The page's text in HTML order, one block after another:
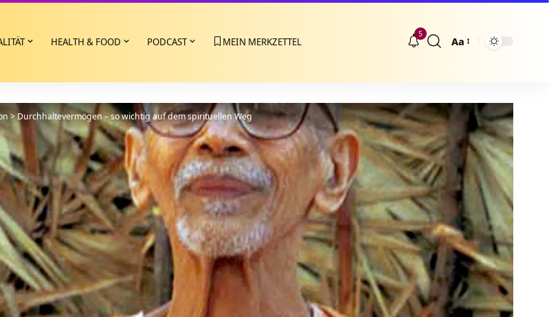
HEALTH & FOOD PODCAST MEIN MERKZETTEL
5
Größenänderung
Aa
>Durchhaltevermögen – so wichtig auf dem spirituellen Weg